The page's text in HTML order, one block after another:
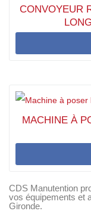
CONVOYEUR
MACHINE À
CDS Manutention
vos équipements et
Gironde.